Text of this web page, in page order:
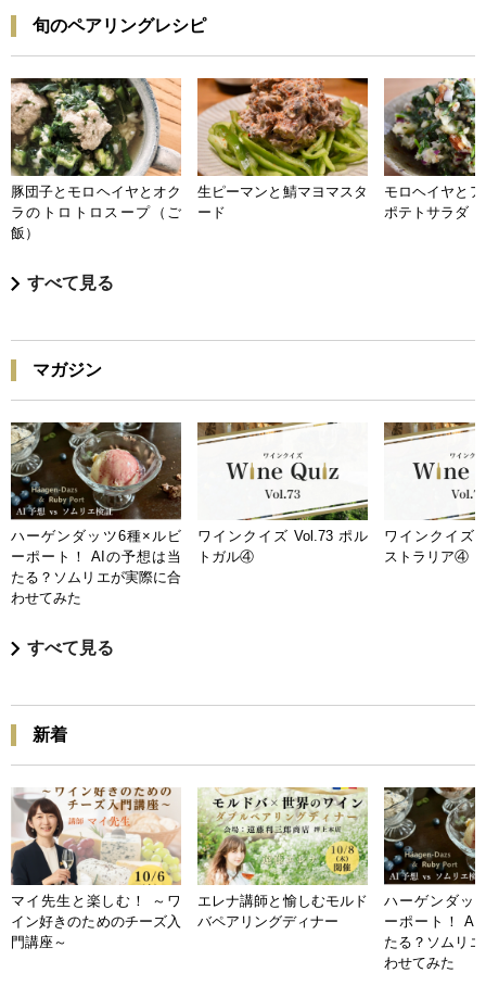
旬のペアリングレシピ
豚団子とモロヘイヤとオク
ラのトロトロスープ（ご
飯）
生ピーマンと鯖マヨマスタ
ード
モロヘイヤと
ポテトサラダ
すべて見る
マガジン
ハーゲンダッツ6種×ルビ
ーポート！ AIの予想は当
たる？ソムリエが実際に合
わせてみた
ワインクイズ Vol.73 ポル
トガル④
ワインクイズ
ストラリア④
すべて見る
新着
マイ先生と楽しむ！ ～ワ
イン好きのためのチーズ入
門講座～
エレナ講師と愉しむモルド
バペアリングディナー
ハーゲンダッ
ーポート！ AI
たる？ソムリ
わせてみた